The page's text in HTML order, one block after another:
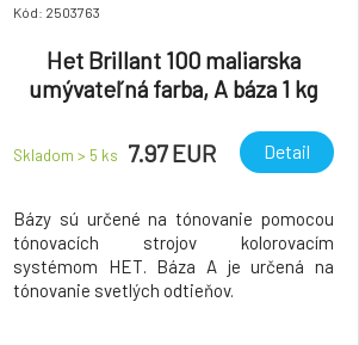
Kód: 2503763
Het Brillant 100 maliarska
umývateľná farba, A báza 1 kg
Skladom > 5 ks 7.97 EUR Detail
Bázy sú určené na tónovanie pomocou
tónovacích strojov kolorovacím
systémom HET. Báza A je určená na
tónovanie svetlých odtieňov.